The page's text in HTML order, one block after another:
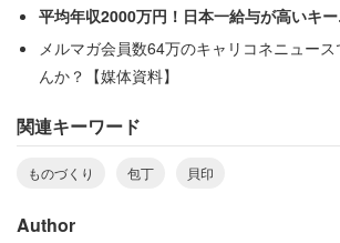
平均年収2000万円！日本一給与が高いキ
メルマガ会員数64万のキャリコネニュー
んか？【媒体資料】
関連キーワード
ものづくり 包丁 貝印
Author